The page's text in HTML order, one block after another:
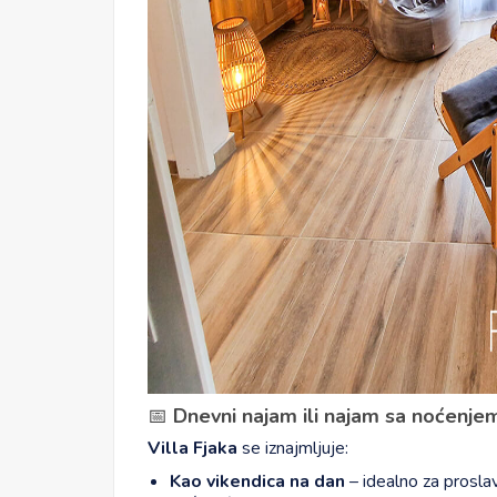
📅 Dnevni najam ili najam sa
Villa Fjaka se iznajmljuje:
Kao vikendica na dan – idealno za